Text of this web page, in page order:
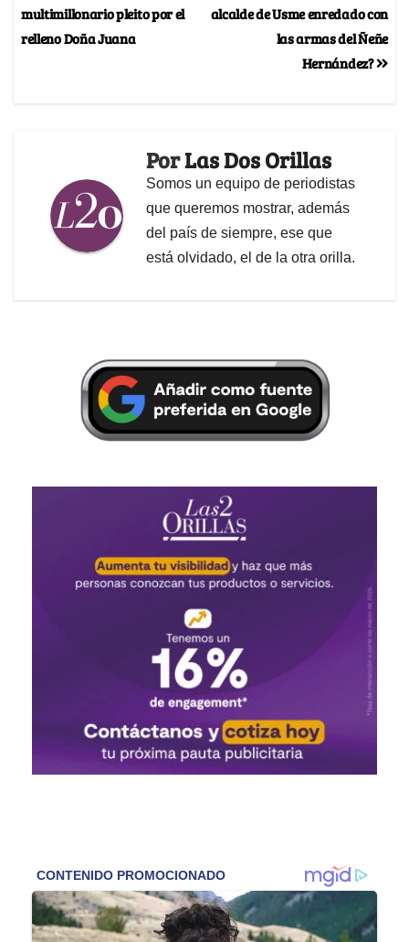
alcalde de Usme enredado con
las armas del Ñeñe
Hernández?
multimillonario pleito por el
relleno Doña Juana
PorLas Dos Orillas
Somos un equipo de periodistas
que queremos mostrar, además
del país de siempre, ese que
está olvidado, el de la otra orilla.